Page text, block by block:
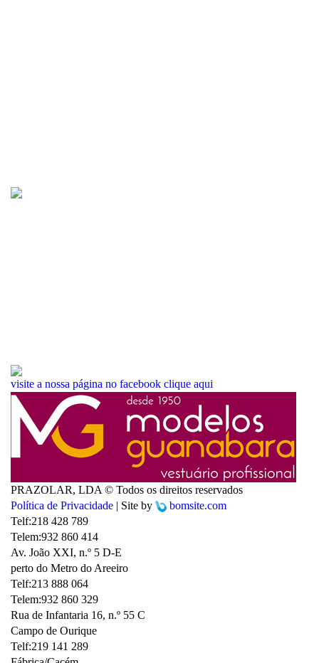
visite a nossa página no facebook clique aqui
PRAZOLAR, LDA © Todos os direitos reservados
Política de Privacidade | Site by
bomsite.com
Telf:218 428 789
Telem:932 860 414
Av. João XXI, n.º 5 D-E
perto do Metro do Areeiro
Telf:213 888 064
Telem:932 860 329
Rua de Infantaria 16, n.º 55 C
Campo de Ourique
Telf:219 141 289